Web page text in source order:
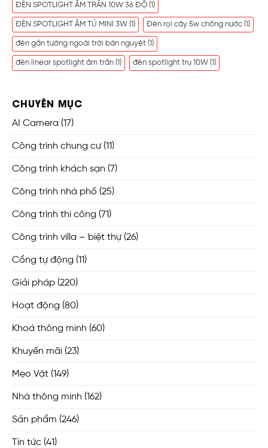
ĐÈN SPOTLIGHT ÂM TRẦN 10W 36 ĐỘ (1)
ĐÈN SPOTLIGHT ÂM TỦ MINI 3W (1) Đèn rọi cây 5w chống nước (1)
đèn gắn tường ngoài trời bán nguyệt (1)
đèn linear spotlight âm trần (1) đèn spotlight trụ 10W (1)
CHUYÊN MỤC
AI Camera (17)
Công trình chung cư(11)
Công trình khách sạn (7)
Công trình nhà phố (25)
Công trình thi công (71)
Công trình villa – biệt thự(26)
Cổng tự động (11)
Giải pháp (220)
Hoạt động (80)
Khoá thông minh (60)
Khuyến mãi (23)
Mẹo Vặt (149)
Nhà thông minh (162)
Sản phẩm (246)
Tin tức (41)